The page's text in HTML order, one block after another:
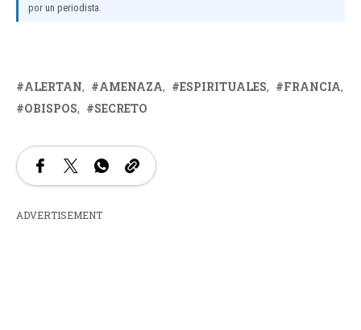
por un periodista.
ALERTAN AMENAZA ESPIRITUALES
FRANCIA
OBISPOS
SECRETO
ADVERTISEMENT